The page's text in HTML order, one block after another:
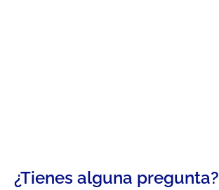
¿Tienes alguna pregunta?